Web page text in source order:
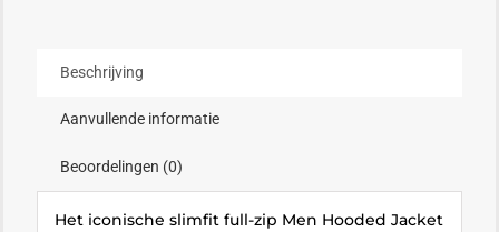
Beschrijving
Aanvullende informatie
Beoordelingen (0)
Het iconische slimfit full-zip Men Hooded Jacket